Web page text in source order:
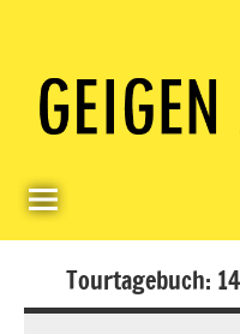
contentGeigerzähler
Tourtagebuch: